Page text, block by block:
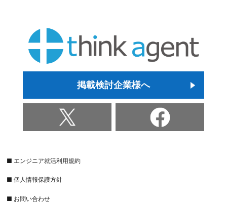
掲載検討企業様へ
■ エンジニア就活利用規約
■ 個人情報保護方針
■ お問い合わせ